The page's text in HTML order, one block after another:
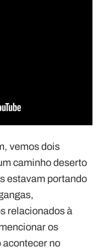
vemos dois
caminho deserto
estavam portando
relacionados à
os
acontecer no